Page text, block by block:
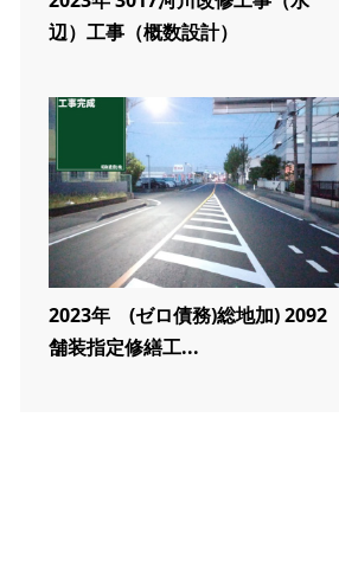
辺）工事（概数設計）
2023年 (ゼロ債務)総地加) 2092
舗装指定修繕工...